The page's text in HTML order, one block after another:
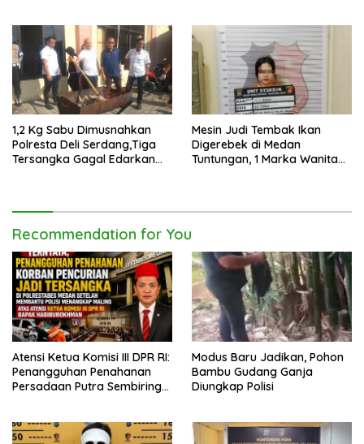
1,2 Kg Sabu Dimusnahkan
Polresta Deli Serdang,Tiga
Tersangka Gagal Edarkan
Mesin Judi Tembak Ikan
Digerebek di Medan
Tuntungan, 1 Marka Wanita
Recommendation for You
Atensi Ketua Komisi III DPR RI:
Penangguhan Penahanan
Persadaan Putra Sembiring
Modus Baru Jadikan, Pohon
Bambu Gudang Ganja
Diungkap Polisi